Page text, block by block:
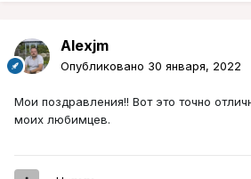
Alexjm
Опубликовано 30 января, 2022
Мои поздравления!! Вот это точно
моих любимцев.